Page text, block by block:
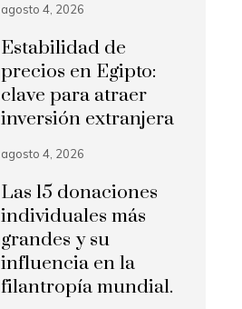
agosto 4, 2026
Estabilidad de
precios en Egipto:
clave para atraer
inversión extranjera
agosto 4, 2026
Las 15 donaciones
individuales más
grandes y su
influencia en la
filantropía mundial.